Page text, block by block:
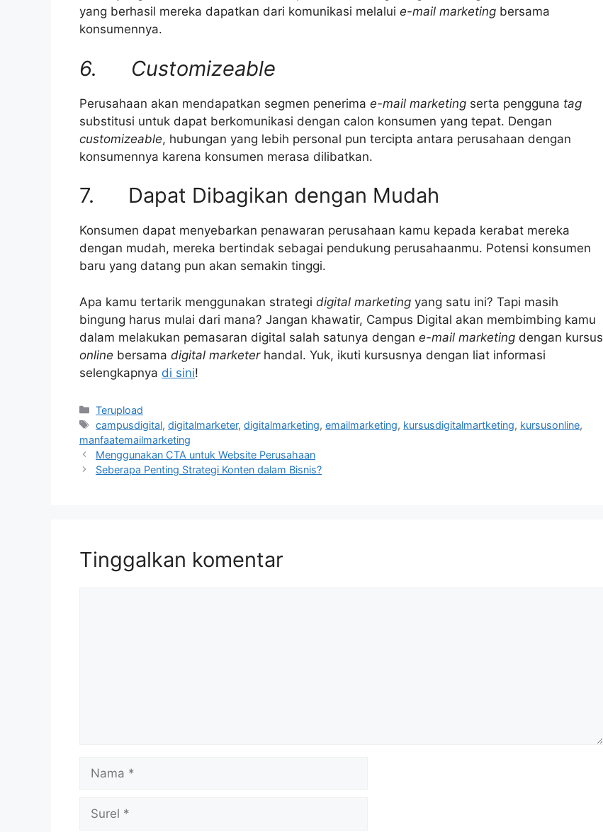
yang berhasil mereka dapatkan dari komunikasi melalui e-mail marketing bersama
konsumennya.
6. Customizeable
Perusahaan akan mendapatkan segmen penerima e-mail marketing serta pengguna tag
substitusi untuk dapat berkomunikasi dengan calon konsumen yang tepat. Dengan
customizeable, hubungan yang lebih personal pun tercipta antara perusahaan dengan
konsumennya karena konsumen merasa dilibatkan.
7. Dapat Dibagikan dengan Mudah
Konsumen dapat menyebarkan penawaran perusahaan kamu kepada kerabat mereka
dengan mudah, mereka bertindak sebagai pendukung perusahaanmu. Potensi konsumen
baru yang datang pun akan semakin tinggi.
Apa kamu tertarik menggunakan strategi digital marketing yang satu ini? Tapi masih
bingung harus mulai dari mana? Jangan khawatir, Campus Digital akan membimbing kamu
dalam melakukan pemasaran digital salah satunya dengan e-mail marketing dengan kursus
online bersama digital marketerhandal. Yuk, ikuti kursusnya dengan liat informasi
selengkapnya di sini!
Kategori
Terupload
Tag
campusdigital,digitalmarketer,digitalmarketing,emailmarketing, kursusdigitalmartketing, kursusonline,
manfaatemailmarketing
Menggunakan CTA untuk Website Perusahaan
Seberapa Penting Strategi Konten dalam Bisnis?
Tinggalkan komentar